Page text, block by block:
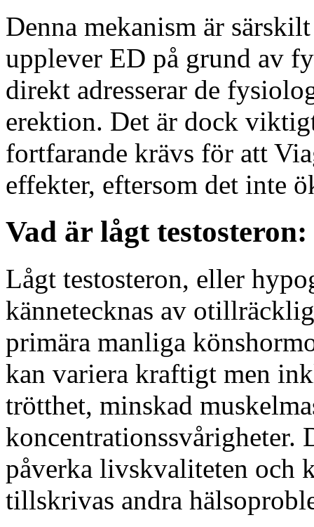
Denna mekanism är
upplever ED på grund av
direkt adresserar de
erektion. Det är dock
fortfarande krävs för att
effekter, eftersom det inte
Vad är lågt
Lågt testosteron, eller
kännetecknas av
primära manliga
kan variera kraftigt men
trötthet, minskad
koncentrationssvårigheter.
påverka livskvaliteten och
tillskrivas andra